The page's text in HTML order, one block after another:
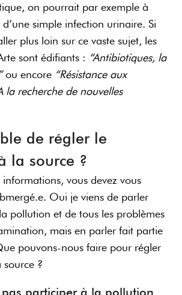
on pourrait par exemple à
simple infection urinaire. Si
plus loin sur ce vaste sujet, les
sont édifiants : “Antibiotiques, la
ou encore “Résistance aux
la recherche de nouvelles
de régler le
la source ?
informations, vous devez vous
Oui je viens de parler
pollution et de tous les problèmes
mais en parler fait partie
pouvons-nous faire pour régler
?